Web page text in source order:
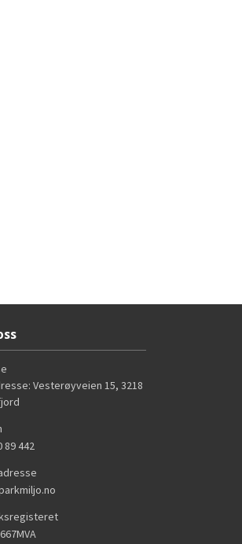
Vesterøyveien 15, 3218
89 442